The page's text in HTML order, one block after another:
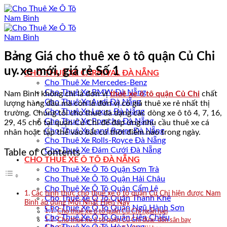
Bỏ
qua
nội
dung
CHO THUÊ XE CARNIVAL ĐÀ NẴNG
Cho Thuê Xe Mercedes-Benz
Cho Thuê Xe BMW Đà Nẵng
Cho Thuê Xe Audi Đà Nẵng
Cho Thuê Xe Lexus Đà Nẵng
Cho Thuê Xe Porsche Đà Nẵng
Cho Thuê Xe Land Rover Đà Nẵng
Cho Thuê Xe Rolls-Royce Đà Nẵng
Cho Thuê Xe Đám Cưới Đà Nẵng
CHO THUÊ XE Ô TÔ ĐÀ NẴNG
Cho Thuê Xe Ô Tô Quận Sơn Trà
Cho Thuê Xe Ô Tô Quận Hải Châu
Cho Thuê Xe Ô Tô Quận Cẩm Lệ
Cho Thuê Xe Ô Tô Quận Thanh Khê
Cho Thuê Xe Ô Tô Quận Ngũ Hành Sơn
Cho Thuê Xe Ô Tô Quận Liên Chiểu
Bảng Giá cho thuê xe ô tô quận Củ Chi
uy xe mới, giá rẻ Số 1
Nam Bình không chỉ là đơn vịthuê xe ô tô quận Củ Chi chất
lượng hàng đầu mà còn là đơn vị có giá thuê xe rẻ nhất thị
trường. Chúng tôi cho thuê đa dạng các dòng xe ô tô 4, 7, 16,
29, 45 chỗ tại quận Củ Chi để đáp ứng nhu cầu thuê xe cá
nhân hoặc tập thể vào bất cứ thời điểm nào trong ngày.
Table of Contents
Các hình thức cho thuê xe ô tô quận Củ Chi hiện được Nam
Bình áp dụng Mới Nhất Hiện Nay
Cho thuê xe ô tô quận Củ Chi ngắn hạn
Cho thuê xe ô tô quận Củ Chi đứa/ đón sân bay